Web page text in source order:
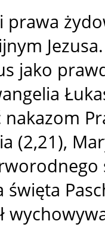
prawa
jako
nakazom
(2,21),
święta